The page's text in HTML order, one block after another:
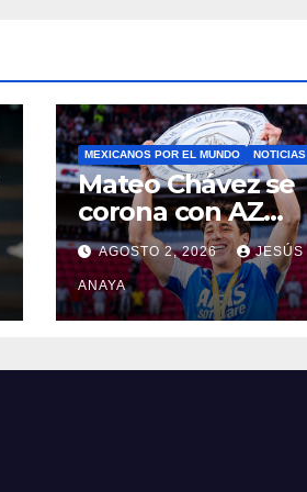
MEXICANOS POR EL MUNDO NOTICIAS
Mateo Chávez se
corona con AZ
Alkmaar en la
Supercopa de
Países Bajos
AGOSTO 2, 2026 JESÚS
ANAYA